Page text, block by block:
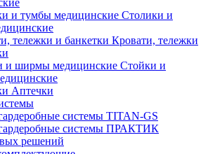
Столики и
Кровати, тележки
Стойки и
Аптечки
системы TITAN-GS
системы ПРАКТИК
решений